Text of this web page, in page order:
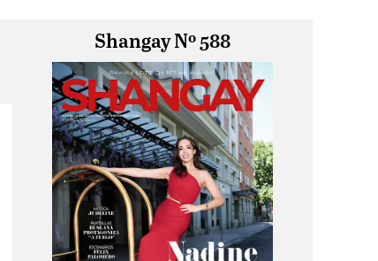
Shangay Nº 588